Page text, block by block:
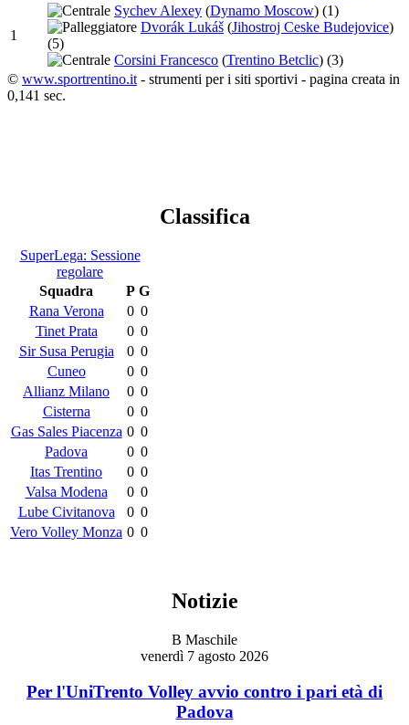
1
Sychev Alexey (Dynamo Moscow) (1)
Dvorák Lukáš (Jihostroj Ceske Budejovice)
(5)
Corsini Francesco (Trentino Betclic) (3)
© www.sportrentino.it - strumenti per i siti sportivi - pagina creata in
0,141 sec.
Classifica
SuperLega: Sessione
regolare
Squadra
P G
Rana Verona
0 0
Tinet Prata
0 0
Sir Susa Perugia
0 0
Cuneo
0 0
Allianz Milano
0 0
Cisterna
0 0
Gas Sales Piacenza 0 0
Padova
0 0
Itas Trentino
0 0
Valsa Modena
0 0
Lube Civitanova
0 0
Vero Volley Monza 0 0
Notizie
B Maschile
venerdì 7 agosto 2026
Per l'UniTrento Volley avvio contro i pari età di
Padova